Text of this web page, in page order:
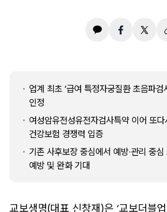
업계 최초 ‘급여 특정자궁질환 초음파검
인정
여성암유전성유전자검사특약 이어 또
건강보험 경쟁력 입증
기존 사후보장 중심에서 예방∙관리 중
예방 및 완화 기대
교보생명(대표 신창재)은 ‘교보더블